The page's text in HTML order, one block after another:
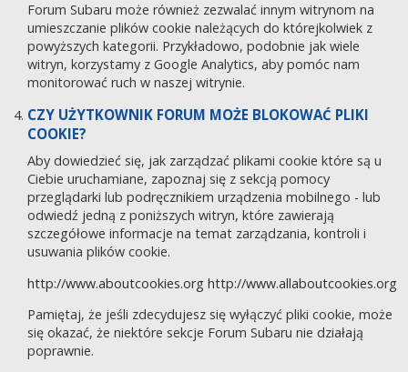
Forum Subaru może również zezwalać innym witrynom na
umieszczanie plików cookie należących do którejkolwiek z
powyższych kategorii. Przykładowo, podobnie jak wiele
witryn, korzystamy z Google Analytics, aby pomóc nam
monitorować ruch w naszej witrynie.
CZY UŻYTKOWNIK FORUM MOŻE BLOKOWAĆ PLIKI
COOKIE?
Aby dowiedzieć się, jak zarządzać plikami cookie które są u
Ciebie uruchamiane, zapoznaj się z sekcją pomocy
przeglądarki lub podręcznikiem urządzenia mobilnego - lub
odwiedź jedną z poniższych witryn, które zawierają
szczegółowe informacje na temat zarządzania, kontroli i
usuwania plików cookie.
http://www.aboutcookies.org http://www.allaboutcookies.org
Pamiętaj, że jeśli zdecydujesz się wyłączyć pliki cookie, może
się okazać, że niektóre sekcje Forum Subaru nie działają
poprawnie.